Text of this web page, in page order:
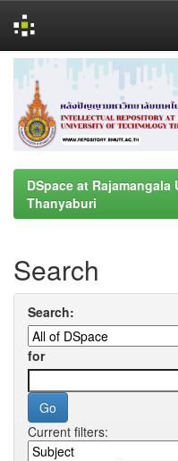
navigation
DSpace at
Thanyaburi
Search
Search:
for
Current filters: